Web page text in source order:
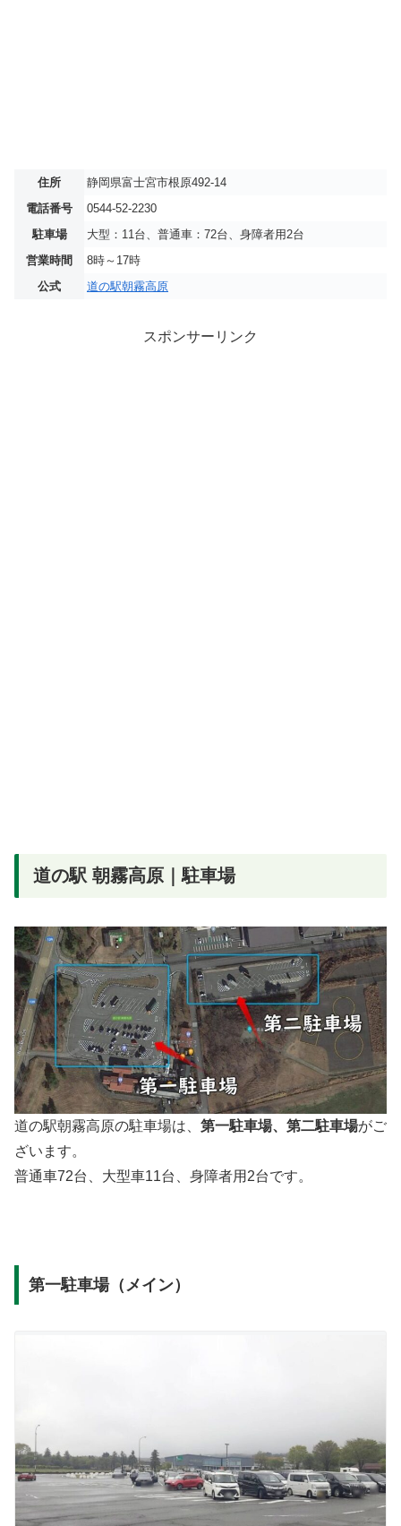
住所
静岡県富士宮市根原492-14
電話番号
0544-52-2230
駐車場
大型：11台、普通車：72台、身障者用2台
営業時間
8時～17時
公式
道の駅朝霧高原
スポンサーリンク
道の駅 朝霧高原｜駐車場
道の駅朝霧高原の駐車場は、 第一駐車場、第二駐車場がご
ざいます。
普通車72台、大型車11台、身障者用2台です。
第一駐車場（メイン）